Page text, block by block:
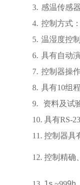
3. 感温传感
4. 控制方式
5. 温湿度控
6. 具有自动
7. 控制器操
8. 具有10组
9.
资料及试
10. 具有RS-
11. 控制器具
12. 控制精确